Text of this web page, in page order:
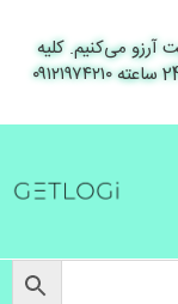
آرزو می‌کنیم. کلیه